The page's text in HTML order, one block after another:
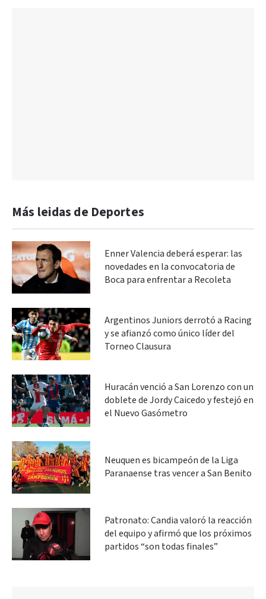
Más leidas de Deportes
Enner Valencia deberá esperar: las
novedades en la convocatoria de
Boca para enfrentar a Recoleta
Argentinos Juniors derrotó a Racing
y se afianzó como único líder del
Torneo Clausura
Huracán venció a San Lorenzo con un
doblete de Jordy Caicedo y festejó en
el Nuevo Gasómetro
Neuquen es bicampeón de la Liga
Paranaense tras vencer a San Benito
Patronato: Candia valoró la reacción
del equipo y afirmó que los próximos
partidos “son todas finales”